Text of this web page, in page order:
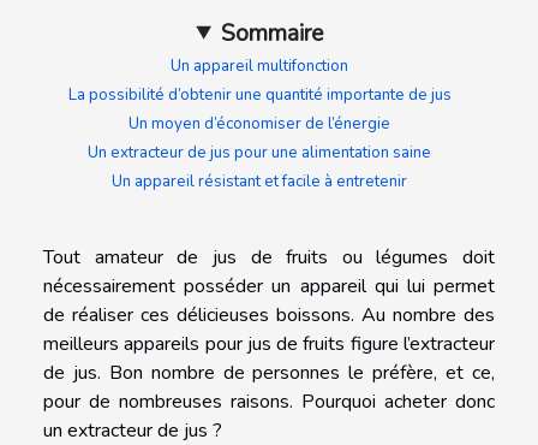
Sommaire
Un appareil multifonction
La possibilité d’obtenir une quantité importante de jus
Un moyen d’économiser de l’énergie
Un extracteur de jus pour une alimentation saine
Un appareil résistant et facile à entretenir
Tout amateur de jus de fruits ou légumes doit
nécessairement posséder un appareil qui lui permet
de réaliser ces délicieuses boissons. Au nombre des
meilleurs appareils pour jus de fruits figure l’extracteur
de jus. Bon nombre de personnes le préfère, et ce,
pour de nombreuses raisons. Pourquoi acheter donc
un extracteur de jus ?